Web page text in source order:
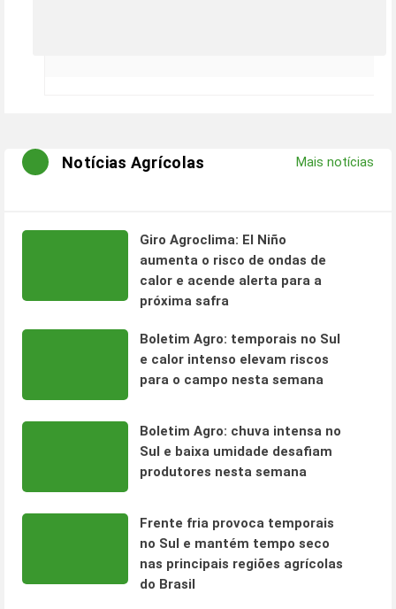
Notícias Agrícolas Mais notícias
Giro Agroclima: El Niño
aumenta o risco de ondas de
calor e acende alerta para a
próxima safra
Boletim Agro: temporais no Sul
e calor intenso elevam riscos
para o campo nesta semana
Boletim Agro: chuva intensa no
Sul e baixa umidade desafiam
produtores nesta semana
Frente fria provoca temporais
no Sul e mantém tempo seco
nas principais regiões agrícolas
do Brasil